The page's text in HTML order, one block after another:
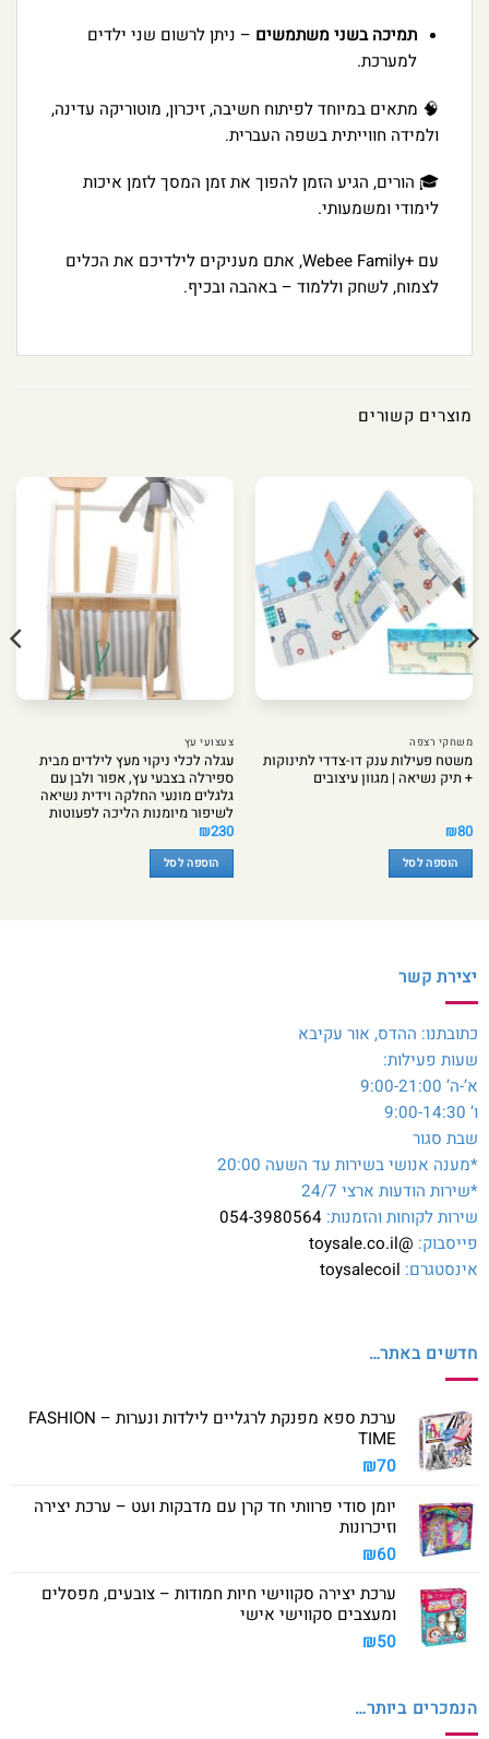
תמיכה בשני משתמשים – ניתן לרשום שני ילדים
למערכת.
🧠 מתאים במיוחד לפיתוח חשיבה, זיכרון, מוטוריקה עדינה,
ולמידה חווייתית בשפה העברית.
🎓 הורים, הגיע הזמן להפוך את זמן המסך לזמן איכות
לימודי ומשמעותי.
עם +Webee Family, אתם מעניקים לילדיכם את הכלים
לצמוח, לשחק וללמוד – באהבה ובכיף.
מוצרים קשורים
משחקי רצפה
משטח פעילות ענק דו-צדדי לתינוקות
+ תיק נשיאה | מגוון עיצובים
₪80
הוספה לסל
צעצועי עץ
עגלה לכלי ניקוי מעץ לילדים מבית
ספירלה בצבעי עץ, אפור ולבן עם
גלגלים מונעי החלקה וידית נשיאה
לשיפור מיומנות הליכה לפעוטות
₪230
הוספה לסל
יצירת קשר
כתובתנו: ההדס, אור עקיבא
שעות פעילות:
א’-ה’ 9:00-21:00
ו’ 9:00-14:30
שבת סגור
*מענה אנושי בשירות עד השעה 20:00
*שירות הודעות ארצי 24/7
שירות לקוחות והזמנות: 054-3980564
פייסבוק: @toysale.co.il
אינסטגרם: toysalecoil
חדשים באתר…
ערכת ספא מפנקת לרגליים לילדות ונערות – FASHION
TIME
₪70
יומן סודי פרוותי חד קרן עם מדבקות ועט – ערכת יצירה
וזיכרונות
₪60
ערכת יצירה סקווישי חיות חמודות – צובעים, מפסלים
ומעצבים סקווישי אישי
₪50
הנמכרים ביותר…